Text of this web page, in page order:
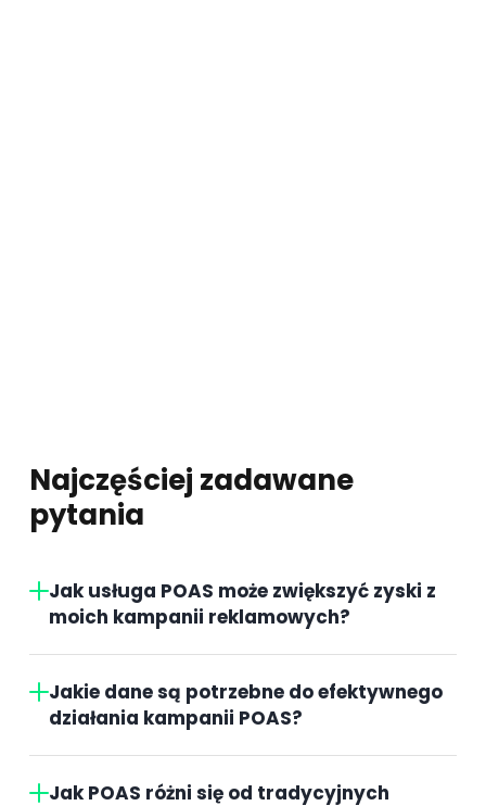
Najczęściej zadawane
pytania
Jak usługa POAS może zwiększyć zyski z
moich kampanii reklamowych?
Jakie dane są potrzebne do efektywnego
działania kampanii POAS?
Jak POAS różni się od tradycyjnych